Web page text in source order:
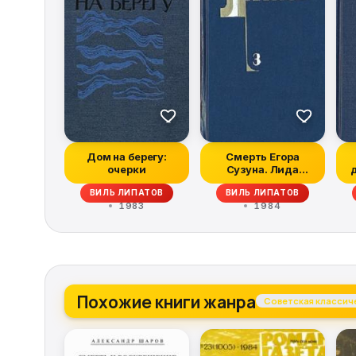
Дом на берегу:
очерки
ВИЛЬ ЛИПАТОВ
1983
Смерть Егора
Сузуна. Лида
Вараксина. И это
все о н...
ВИЛЬ ЛИПАТОВ
1984
Похожие книги жанра Советская